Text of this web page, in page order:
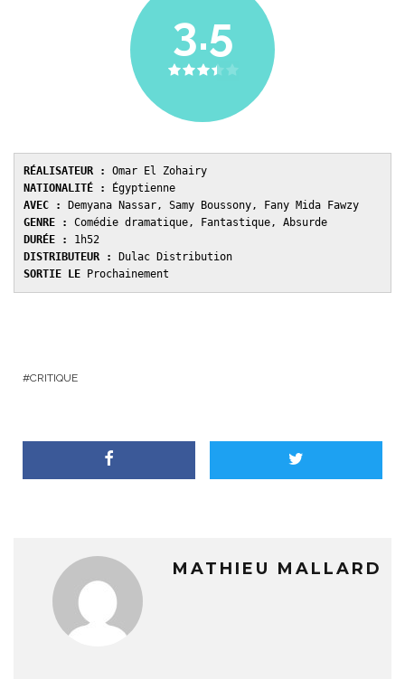
3.5
RÉALISATEUR :
NATIONALITÉ :
AVEC :
GENRE :
DURÉE :
DISTRIBUTEUR :
SORTIE LE Prochainement
CRITIQUE
MATHIEU MALLARD